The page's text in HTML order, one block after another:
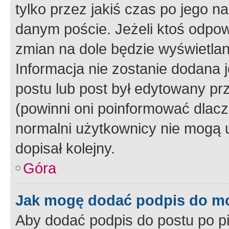
tylko przez jakiś czas po jego
danym poście. Jeżeli ktoś
zmian na dole będzie
Informacja nie zostanie dodana
postu lub post był edytowany
(powinni oni poinformować
normalni użytkownicy nie
dopisał kolejny.
Góra
Jak mogę dodać podpis do
Aby dodać podpis do postu po